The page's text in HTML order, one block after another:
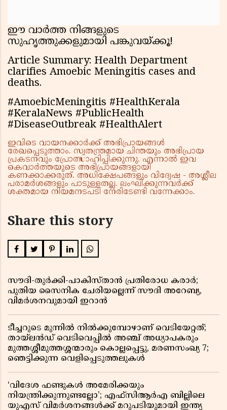
ഈ വാർത്ത നിങ്ങളുടെ
സുഹൃത്തുക്കളുമായി പങ്കുവയ്ക്കൂ!
Article Summary: Health Department
clarifies Amoebic Meningitis cases and
deaths.
#AmoebicMeningitis #HealthKerala
#KeralaNews #PublicHealth
#DiseaseOutbreak #HealthAlert
ഇവിടെ വായനക്കാർക്ക് അഭിപ്രായങ്ങൾ
രേഖപ്പെടുത്താം. സ്വതന്ത്രമായ ചിന്തയും അഭിപ്രായ
പ്രകടനവും പ്രോത്സാഹിപ്പിക്കുന്നു. എന്നാൽ ഇവ
കെവാർത്തയുടെ അഭിപ്രായങ്ങളായി
കണക്കാക്കരുത്. അധിക്ഷേപങ്ങളും വിദ്വേഷ - അശ്ലീല
പരാമർശങ്ങളും പാടുള്ളതല്ല. ലംഘിക്കുന്നവർക്ക്
ശക്തമായ നിയമനടപടി നേരിടേണ്ടി വന്നേക്കാം.
Share this story
സൗദി-തുർക്കി-പാകിസ്താൻ പ്രതിരോധ കരാർ;
പുതിയ സൈനിക ചേരിയല്ലെന്ന് സൗദി അറേബ്യ,
വിമർശനവുമായി ഇറാൻ
ടീച്ചറുടെ മുന്നിൽ നിൽക്കുമ്പോഴാണ് വെടിയേറ്റത്;
തായ്‌ലൻഡ് വെടിവെപ്പിൽ അഞ്ച് അധ്യാപകരും
മുത്തശ്ശീമുത്തശ്ശന്മാരും കൊല്ലപ്പെട്ടു, മരണസംഖ്യ 7;
ഞെട്ടിക്കുന്ന വെളിപ്പെടുത്തലുകൾ
‘വിദേശ ഫണ്ടുകൾ അമേരിക്കയും
നിയന്ത്രിക്കുന്നുണ്ടല്ലോ’; എഫ്സിആർഎ ബില്ലിലെ
യുഎസ് വിമർശനങ്ങൾക്ക് മറുപടിയുമായി ഇന്ത്യ